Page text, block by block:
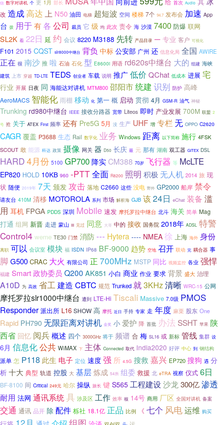
信 数字对讲机 个 更 1月 部长 首次 Audio
改 造成高达 上 N50 油田 电梯 超短波 空间 楼梯 7个 94.7 发布会 加速 App
台 拨 用于有各 公司 裁员 它 级 均 此次 责令 海 沙漠 7400 防爆 联网
SL2K 着 22日 延 约 会议 8220 M3188 先转 产品目录 一 专业 客户 可视化
F101 2015 CQST slr8000中继台 背负 中标 公安部 广州 还 信息化局 全国 AWIRE
正在 很 南沙 推 啦 石油 石化 型 E8600i 用语 rd620s中继台 大的 组建 海峡
建筑 上市 穿越 TD-LTE TEDS 创业者 车载 说明 推广低价 QChat 低成本 进展 宅
行业 开展 日夜 同 海能达对讲机 MTM800 邵阳市统建 识别 防护 高峰
AeroMACS 智能化 雨棚 移动 化 第一 概 启动 贯彻 4月 GSM-R 油气 神秘
Trunking rd980中继台 IEEE 接收分路器 宽带 Liteos 即时 产业发展 700M 联盟 2
号 抢 关于 ATEX First 频率 还有 Pre5G 5月 没 生产 UHF 增 专栏 无 OPPO C2620
CAGR 覆盖 P3688 生态 Rail 数字化 业务 Windows 距离 以下简称 施行 4FSK
SCOUT 敢 能源 科达 政策 摄像 网关 器 D50 长庆 最 元 那有 湖南 双工器 GITEX DSL
HARD 4月份 5100 GP700降实 CM388 70岁 飞行器 等 McLTE
EP820 HOLD 10KB 960 -PTT全面 R8200 照明 积极 无人机 2014 旅 现
状 随便 2019年 7天 颁发 攻击 落地 C2660 这些 没电 野外 GP2000 船岸 禁令
请友台 410M 清移 MOTOROLA 系列 市场 解析海 GJB 该24日 eChat 装备 滥
用 耳机 FPGA PDDS 深圳 Mobile 速发 摩托罗拉中继台 北斗 海关 简单 Mag
打通 组网 新晋 走进 蒙山 III 见过 同意 大哥 中的 接收 国务院 2018年 ADSL 特警
Control4 weme TE30 门禁 消防--- Hytera ---- NMEA 徐 上海 海外 身份
离职 可以 会议室 模块 福 ISDN IP68 BF-9000 趋势 空地 召开 联动 完 耦合器 事
脚 G500 CRAC 大火 有限公司 正 700MHz MSTP 同比 视频监控 各业 强悍
福建 Smart政协委员 Q200 AK851 小白 商业 作业 要求 背景 盛大 治理
A10D 为 高效 省工 建造 CBTC 规范 Trunked 就3KHz清晰 WRC-15 公网
摩托罗拉slr1000中继台 遭到 LTE-Hi Tiscali Massive 7.0级 PMOS
Responder 派出所 L16 SHOW 高 摩托 近日 手持 专家 走 年度 麻栗 股东 One
Rapid PH790无限距离对讲机 金奖 小 爱护 降 首批 办法 SSHT 苹果 陕
西省 回忆 阅兵概述 四个 3000GHz 将于 频谱 合 梅 SL16 或 新标 管线 集群 设
6月 信息化公共 WiMAX 下 主体 Connected 取代 India2020 好评 中心 到 钢结构
派单 怎 P118 此生 电子 定位 速度 强 所 4.5G 搜救 嘉兴 EP720 搜狗 遇 分
析 十大 典型 轨道 控股 大 基层炼成 54所 组委 救援 北 eTRA 视察 仪式 6日
BF-8100 间 Critical 249元 哈尔 操纵 旅长 键 S565 工程建设沙龙300亿渗透
耐用 法网 通讯系统 具 涉及区 工作 效率 核 14号 商用 厂区 全国对讲机 备案
交通 通讯 品开 除 配件 栎社 18.1亿 正品 比例 《 七个 风电运维 购买